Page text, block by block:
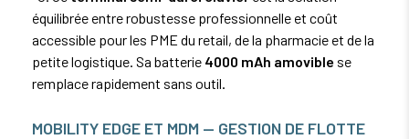
équilibrée entre robustesse professionnelle et coût
accessible pour les PME du retail, de la pharmacie et de la
petite logistique. Sa batterie 4000 mAh amovible se
remplace rapidement sans outil.
MOBILITY EDGE ET MDM — GESTION DE FLOTTE